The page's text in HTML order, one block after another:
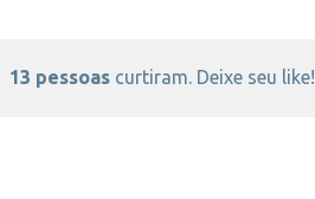
13 pessoascurtiram. Deixe seu like!